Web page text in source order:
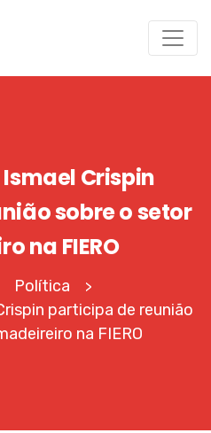
Ismael Crispin
sobre o setor
na FIERO
Política >
participa de reunião
na FIERO